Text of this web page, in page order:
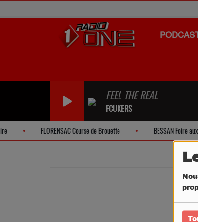
FEEL THE REAL
FCUKERS
FLORENSAC Course de Brouette BESSAN Foire aux